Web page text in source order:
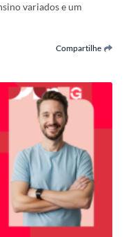
variados e um
Compartilhe